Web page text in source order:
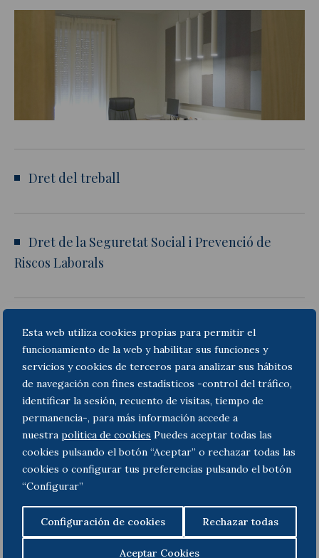
Esta web utiliza cookies propias para permitir el
funcionamiento de la web y habilitar sus funciones y
servicios y cookies de terceros para analizar sus hábitos
de navegación con fines estadísticos -control del tráfico,
identificar la sesión, recuento de visitas, tiempo de
permanencia-, para más información accede a
nuestra politica de cookies Puedes aceptar todas las
cookies pulsando el botón “Aceptar” o rechazar todas las
cookies o configurar tus preferencias pulsando el botón
“Configurar”
Configuración de cookies Rechazar todas
Aceptar Cookies
Notícies i articles
Dret del treball
Dret de la Seguretat Social i Prevenció de
Riscos Laborals
Negociació i conflictes col·lectius
Relacions Laborals Especials i TRADE